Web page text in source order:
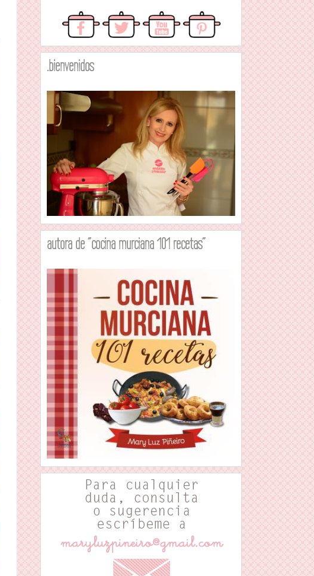
.bienvenidos
autora de "cocina murciana 101 recetas"